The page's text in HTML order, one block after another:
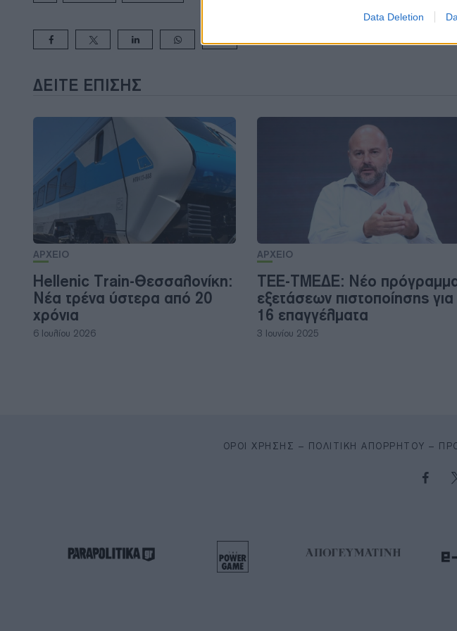
Data Deletion
ΔΕΊΤΕ ΕΠΊΣΗΣ
ΑΡΧΕΙΟ
Hellenic Train-Θεσσαλονίκη:
Νέα τρένα ύστερα από 20
χρόνια
6 Ιουλίου 2026
ΑΡΧΕΙΟ
ΤΕΕ-ΤΜΕΔΕ: Νέο
εξετάσεων πιστοποίησης για
16 επαγγέλματα
3 Ιουνίου 2025
ΌΡΟΙ ΧΡΉΣΗΣ – ΠΟΛΙΤΙΚΉ ΑΠΟΡΡΉΤΟΥ –